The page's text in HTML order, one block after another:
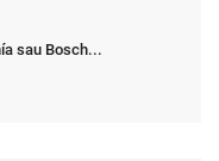
sau Bosch...